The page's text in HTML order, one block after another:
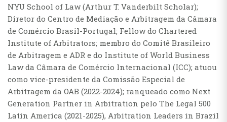
NYU School of Law (Arthur T. Vanderbilt Scholar);
Diretor do Centro de Mediação e Arbitragem da Câmara
de Comércio Brasil-Portugal; Fellow do Chartered
Institute of Arbitrators; membro do Comitê Brasileiro
de Arbitragem e ADR e do Institute of World Business
Law da Câmara de Comércio Internacional (ICC); atuou
como vice-presidente da Comissão Especial de
Arbitragem da OAB (2022-2024); ranqueado como Next
Generation Partner in Arbitration pelo The Legal 500
Latin America (2021-2025), Arbitration Leaders in Brazil